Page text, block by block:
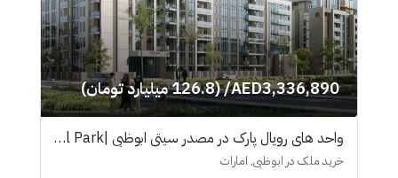
AED3,336,890/ (126.8 میلیارد تومان)
واحد های رویال پارک در مصدر سیتی ابوظبی |Royal Park
خرید ملک در ابوظبی, امارات